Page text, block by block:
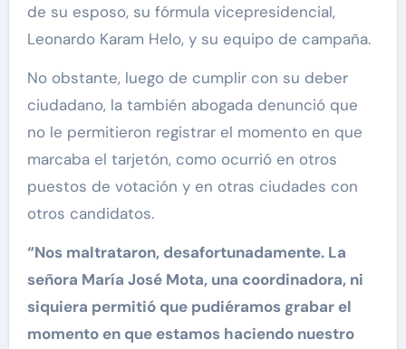
de su esposo, su fórmula vicepresidencial,
Leonardo Karam Helo, y su equipo de campaña.
No obstante, luego de cumplir con su deber
ciudadano, la también abogada denunció que
no le permitieron registrar el momento en que
marcaba el tarjetón, como ocurrió en otros
puestos de votación y en otras ciudades con
otros candidatos.
“Nos maltrataron, desafortunadamente. La
señora María José Mota, una coordinadora, ni
siquiera permitió que pudiéramos grabar el
momento en que estamos haciendo nuestro